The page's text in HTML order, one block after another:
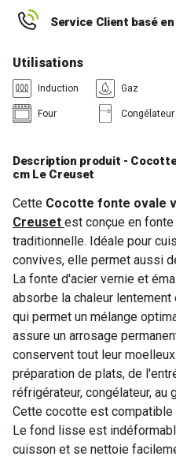
Service Client basé
Utilisations
Induction Gaz
Four Congélateur
Description produit -
cm Le Creuset
Cette Cocotte fonte ovale
Creuset est conçue en
traditionnelle. Idéale pour
convives, elle permet aussi
La fonte d'acier vernie et
absorbe la chaleur
qui permet un mélange
assure un arrosage
conservent tout leur
préparation de plats, de
réfrigérateur, congélateur, au
Cette cocotte est
Le fond lisse est
cuisson et se nettoie